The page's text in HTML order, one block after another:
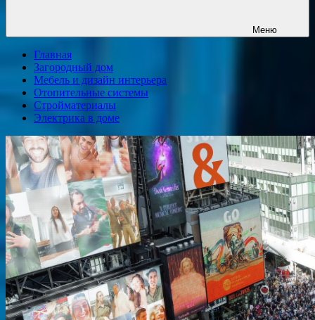
Меню
Главная
Загородный дом
Мебель и дизайн интерьера
Отопительные системы
Стройматериалы
Электрика в доме